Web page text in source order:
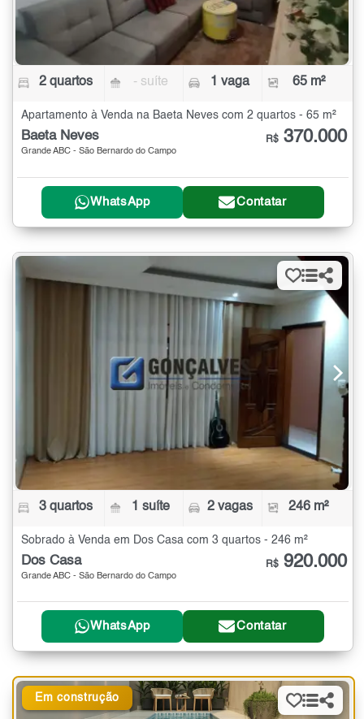
2 quartos - suíte 1 vaga 65 m²
Apartamento à Venda na Baeta Neves com 2 quartos - 65 m²
Baeta Neves
Grande ABC - São Bernardo do Campo
R$ 370.000
WhatsApp Contatar
3 quartos 1 suíte 2 vagas 246 m²
Sobrado à Venda em Dos Casa com 3 quartos - 246 m²
Dos Casa
Grande ABC - São Bernardo do Campo
R$ 920.000
WhatsApp Contatar
Em construção